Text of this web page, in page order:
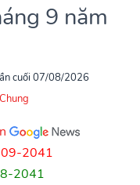
9 năm
cuối 07/08/2026
2041
2041